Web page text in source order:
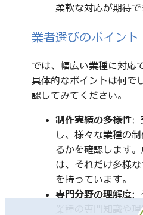
柔軟な対応が期待で
業者選びのポイント
では、幅広い業種に対応
具体的なポイントは何で
認してみてください。
制作実績の多様性:
し、様々な業種の
るかを確認します
は、それだけ多様
を持っています。
専門分野の理解度:
業種の専門知識や